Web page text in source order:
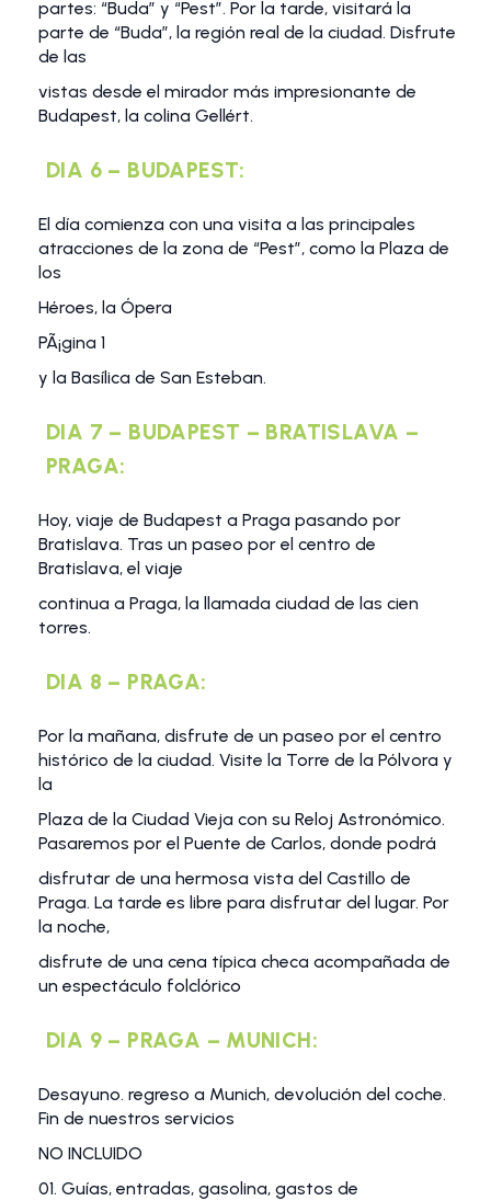
partes: “Buda” y “Pest”. Por la tarde, visitará la
parte de “Buda”, la región real de la ciudad. Disfrute
de las
vistas desde el mirador más impresionante de
Budapest, la colina Gellért.
DIA 6 – BUDAPEST:
El día comienza con una visita a las principales
atracciones de la zona de “Pest”, como la Plaza de
los
Héroes, la Ópera
PÃ¡gina 1
y la Basílica de San Esteban.
DIA 7 – BUDAPEST – BRATISLAVA –
PRAGA:
Hoy, viaje de Budapest a Praga pasando por
Bratislava. Tras un paseo por el centro de
Bratislava, el viaje
continua a Praga, la llamada ciudad de las cien
torres.
DIA 8 – PRAGA:
Por la mañana, disfrute de un paseo por el centro
histórico de la ciudad. Visite la Torre de la Pólvora y
la
Plaza de la Ciudad Vieja con su Reloj Astronómico.
Pasaremos por el Puente de Carlos, donde podrá
disfrutar de una hermosa vista del Castillo de
Praga. La tarde es libre para disfrutar del lugar. Por
la noche,
disfrute de una cena típica checa acompañada de
un espectáculo folclórico
DIA 9 – PRAGA – MUNICH:
Desayuno. regreso a Munich, devolución del coche.
Fin de nuestros servicios
NO INCLUIDO
01. Guías, entradas, gasolina, gastos de